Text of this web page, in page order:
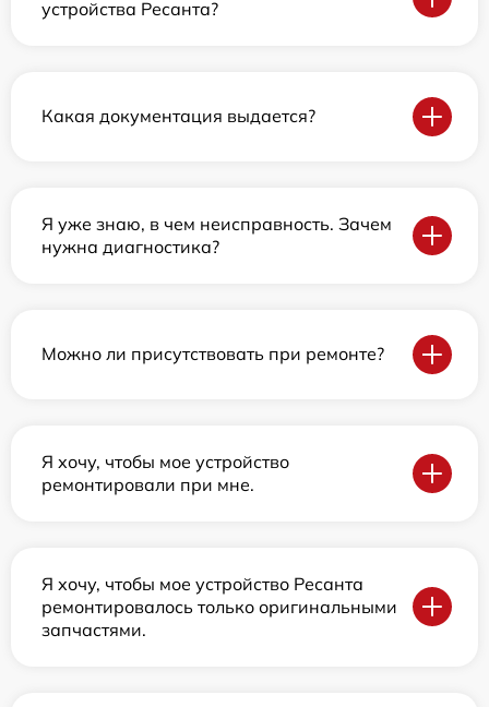
устройства Ресанта?
Какая документация выдается?
Я уже знаю, в чем неисправность. Зачем
нужна диагностика?
Можно ли присутствовать при ремонте?
Я хочу, чтобы мое устройство
ремонтировали при мне.
Я хочу, чтобы мое устройство Ресанта
ремонтировалось только оригинальными
запчастями.